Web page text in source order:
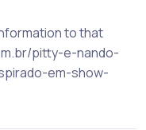
to that
pitty-e-nando-
em-show-